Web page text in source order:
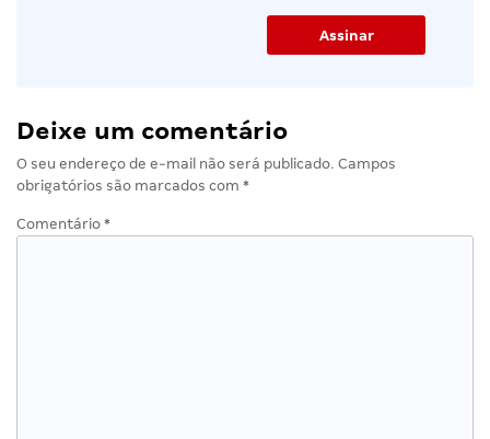
Deixe um comentário
O seu endereço de e-mail não será publicado. Campos
obrigatórios são marcados com *
Comentário *